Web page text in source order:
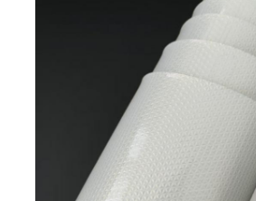
Về chúng tôi